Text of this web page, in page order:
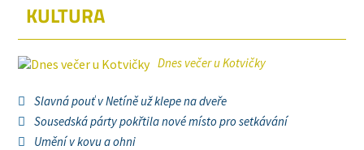
KULTURA
Dnes večer u Kotvičky
Slavná pouť v Netíně už klepe na dveře
Sousedská párty pokřtila nové místo pro setkávání
Umění v kovu a ohni